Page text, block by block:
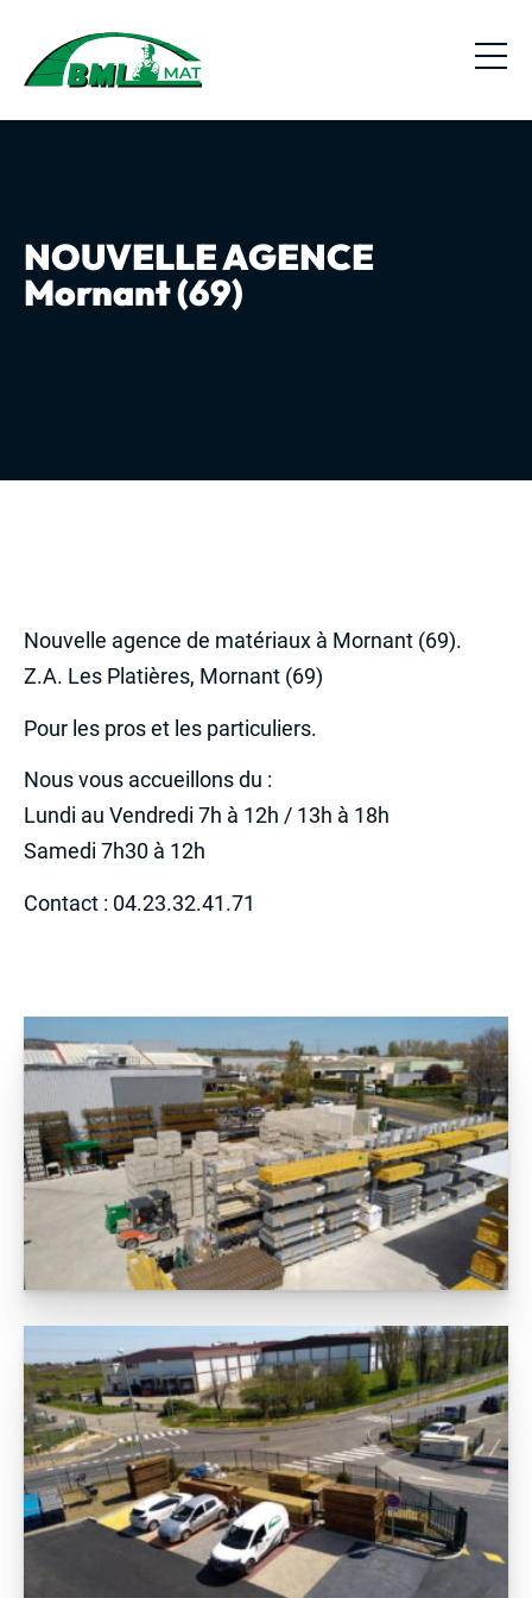
NOUVELLE AGENCE
Mornant (69)
Nouvelle agence de matériaux à Mornant (69).
Z.A. Les Platières, Mornant (69)
Pour les pros et les particuliers.
Nous vous accueillons du :
Lundi au Vendredi 7h à 12h / 13h à 18h
Samedi 7h30 à 12h
Contact : 04.23.32.41.71